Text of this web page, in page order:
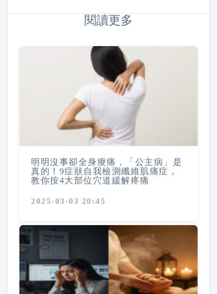
閱讀更多
明明沒事卻全身痠痛，「公主病」是
真的！9症狀自我檢測纖維肌痛症，
教你按4大部位穴道緩解疼痛
2025-03-03 20:45